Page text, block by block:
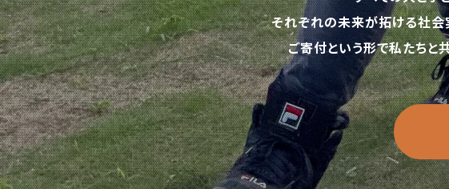
それぞれの未来が拓ける社会
ご寄付という形で私たちと